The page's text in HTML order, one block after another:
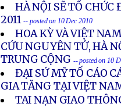
HÀ NỘI SẼ TỔ
2011 -- posted on 10 Dec 2010
HOA KỲ VÀ VIỆT
CỨU NGUYÊN TỬ, HÀ
TRUNG CỘNG -- posted on 10
ĐẠI SỨ MỸ TỐ CÁO
GIA TĂNG TẠI VIỆT
TAI NẠN GIAO